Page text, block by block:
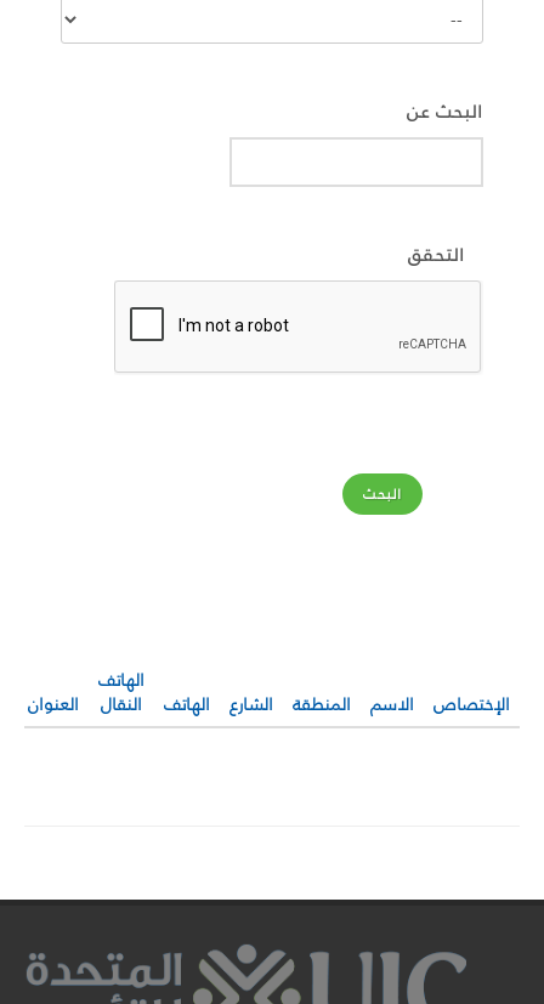
البحث عن
التحقق
البحث
الإختصاص الاسم المنطقة الشارع الهاتف
الهاتف
النقال
العنوان